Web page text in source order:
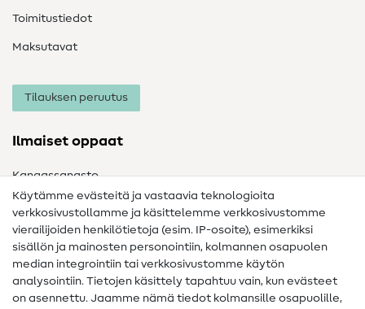
Toimitustiedot
Maksutavat
Tilauksen peruutus
Ilmaiset oppaat
Kangassanasto
Ompelusanasto
Ompeluohjeet
Apua ja yhteystiedot
Yhteystiedot
Käytämme evästeitä ja vastaavia teknologioita
verkkosivustollamme ja käsittelemme verkkosivustomme
vierailijoiden henkilötietoja (esim. IP-osoite), esimerkiksi
sisällön ja mainosten personointiin, kolmannen osapuolen
median integrointiin tai verkkosivustomme käytön
analysointiin. Tietojen käsittely tapahtuu vain, kun evästeet
on asennettu. Jaamme nämä tiedot kolmansille osapuolille,